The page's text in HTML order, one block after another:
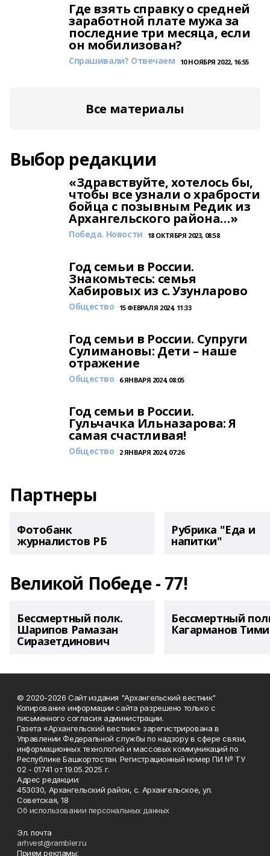
Где взять справку о средней
заработной плате мужа за
последние три месяца, если
он мобилизован?
Спрашивали? Отвечаем 10 НОЯБРЯ 2022, 16:55
Все материалы
Выбор редакции
«Здравствуйте, хотелось бы,
чтобы все узнали о храбрости
бойца с позывным Редик из
Архангельского района…»
Победа. Новости 18 ОКТЯБРЯ 2023, 08:58
Год семьи в России.
Знакомьтесь: семья
Хабировых из с. Узунларово
Общество 15 ФЕВРАЛЯ 2024, 11:33
Год семьи в России. Супруги
Сулимановы: Дети – наше
отражение
Общество 6 ЯНВАРЯ 2024, 08:05
Год семьи в России.
Гульчачка Ильназарова: Я
самая счастливая!
Общество 2 ЯНВАРЯ 2024, 07:26
Партнеры
Фотобанк
журналистов РБ
Рубрика "Еда и
напитки"
Великой Победе - 77!
Бессмертный полк.
Шарипов Рамазан
Сиразетдинович
Бессмертный
Кагарманов
© 2020-2026 Сайт издания "Архангельский вестник"
Копирование информации сайта разрешено только с
письменного согласия администрации.
Газета «Архангельский вестник» зарегистрирована в
Управлении Федеральной службы по надзору в сфере связи,
информационных технологий и массовых коммуникаций по
Республике Башкортостан. Регистрационный номер ПИ № ТУ
02 - 01741 от 19.05.2025 г.
Адрес редакции:
453030, Архангельский район, с. Архангельское, ул.
Советская, 18
Об использовании персональных данных
Эл. почта
arhvest@rambler.ru
Прием рекламы: